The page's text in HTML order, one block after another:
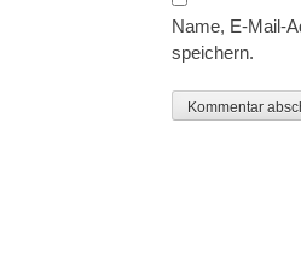
Name, E-Mail-
speichern.